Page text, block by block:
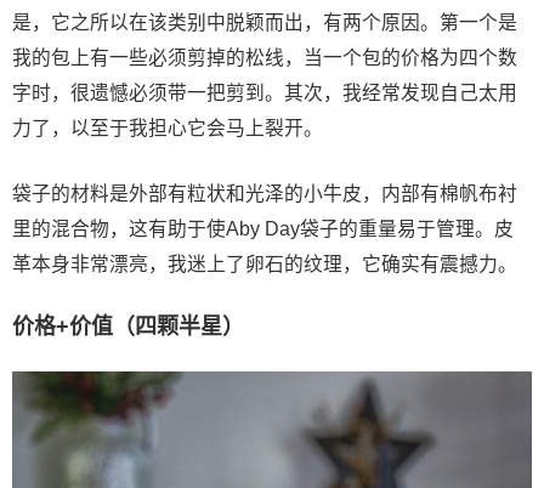
是，它之所以在该类别中脱颖而出，有两个原因。第一个是
我的包上有一些必须剪掉的松线，当一个包的价格为四个数
字时，很遗憾必须带一把剪到。其次，我经常发现自己太用
力了，以至于我担心它会马上裂开。
袋子的材料是外部有粒状和光泽的小牛皮，内部有棉帆布衬
里的混合物，这有助于使Aby Day袋子的重量易于管理。皮
革本身非常漂亮，我迷上了卵石的纹理，它确实有震撼力。
价格+价值（四颗半星）